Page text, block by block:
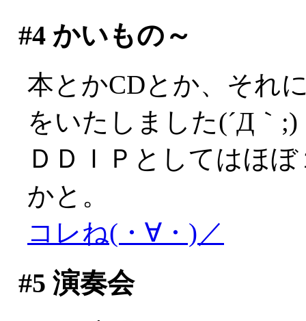
#4かいもの～
本とかCDとか、それ
をいたしました(´Д｀;)
ＤＤＩＰとしてはほ
かと。
コレね(・∀・)／
#5 演奏会